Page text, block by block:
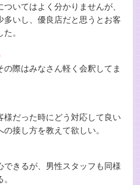
いてはよく分かりませんが、
いし、優良店だと思うとお客
。
際はみなさん軽く会釈してま
だった時にどう対応して良い
接し方を教えて欲しい。
きるが、男性スタッフも同様